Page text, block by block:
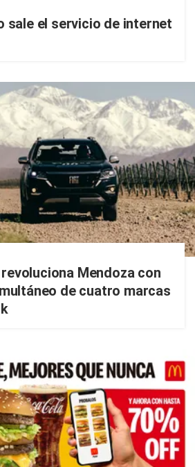
sale el servicio de internet
Mendoza con
de cuatro marcas